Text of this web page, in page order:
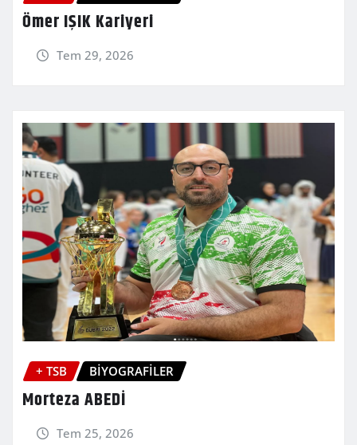
Ömer IŞIK Kariyeri
Tem 29, 2026
+ TSB BİYOGRAFİLER
Morteza ABEDİ
Tem 25, 2026